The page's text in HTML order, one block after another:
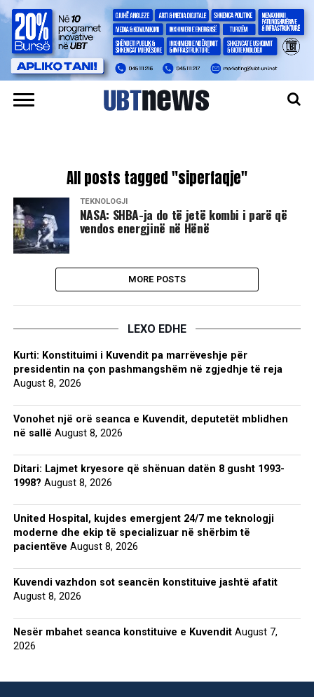
All posts tagged "siperfaqje"
TEKNOLOGJI
NASA: SHBA-ja do të jetë kombi i parë që
vendos energjinë në Hënë
MORE POSTS
LEXO EDHE
Kurti: Konstituimi i Kuvendit pa marrëveshje për
presidentin na çon pashmangshëm në zgjedhje të reja
August 8, 2026
Vonohet një orë seanca e Kuvendit, deputetët mblidhen
në sallë August 8, 2026
Ditari: Lajmet kryesore që shënuan datën 8 gusht 1993-
1998? August 8, 2026
United Hospital, kujdes emergjent 24/7 me teknologji
moderne dhe ekip të specializuar në shërbim të
pacientëve August 8, 2026
Kuvendi vazhdon sot seancën konstituive jashtë afatit
August 8, 2026
Nesër mbahet seanca konstituive e Kuvendit August 7,
2026